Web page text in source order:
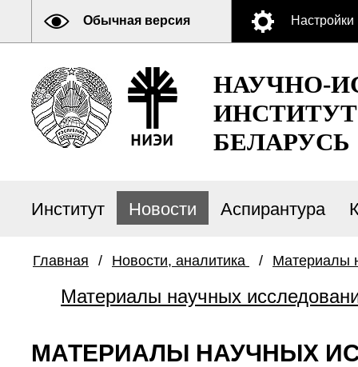
Обычная версия Настройки
НАУЧНО-
БЕЛАРУСЬ
Институт Новости Аспирантура
Главная / Новости, аналитика / Материалы
Материалы научных
МАТЕРИАЛЫ НАУЧНЫХ